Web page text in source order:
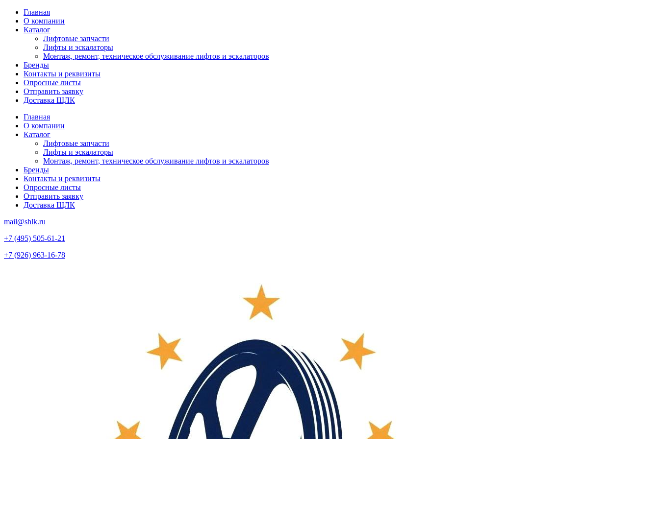
Главная
О компании
Каталог
Лифтовые запчасти
Лифты и эскалаторы
Монтаж, ремонт, техническое обслуживание лифтов и эскалаторов
Бренды
Контакты и реквизиты
Опросные листы
Отправить заявку
Доставка ЩЛК
Главная
О компании
Каталог
Лифтовые запчасти
Лифты и эскалаторы
Монтаж, ремонт, техническое обслуживание лифтов и эскалаторов
Бренды
Контакты и реквизиты
Опросные листы
Отправить заявку
Доставка ЩЛК
mail@shlk.ru
+7 (495) 505-61-21
+7 (926) 963-16-78